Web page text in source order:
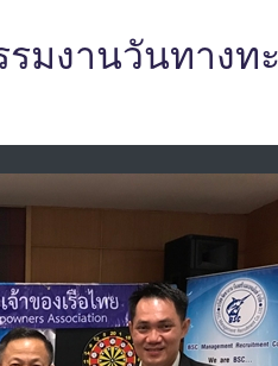
มงานวันทางท